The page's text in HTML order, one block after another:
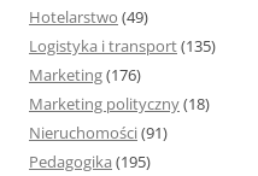
Hotelarstwo (49)
Logistyka i transport(135)
Marketing(176)
Marketing polityczny(18)
Nieruchomości(91)
Pedagogika (195)